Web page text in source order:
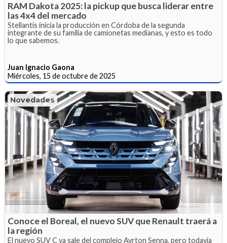
RAM Dakota 2025: la pickup que busca liderar entre
las 4x4 del mercado
Stellantis inicia la producción en Córdoba de la segunda
integrante de su familia de camionetas medianas, y esto es todo
lo que sabemos.
Juan Ignacio Gaona
Miércoles, 15 de octubre de 2025
Novedades
Conoce el Boreal, el nuevo SUV que Renault traerá a
la región
El nuevo SUV C ya sale del complejo Ayrton Senna, pero todavía